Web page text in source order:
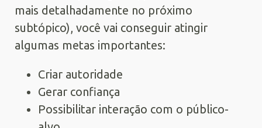
mais detalhadamente no próximo
subtópico), você vai conseguir atingir
algumas metas importantes:
Criar autoridade
Gerar confiança
Possibilitar interação com o público-